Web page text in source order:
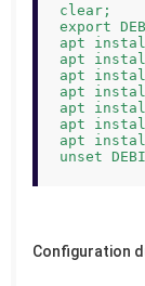
clear;
export
apt
apt
apt
apt
apt
apt
apt
unset
Configuration